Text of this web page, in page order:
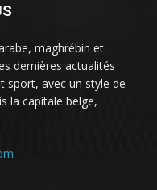
maghrébin et
dernières actualités
sport, avec un style de
la capitale belge,